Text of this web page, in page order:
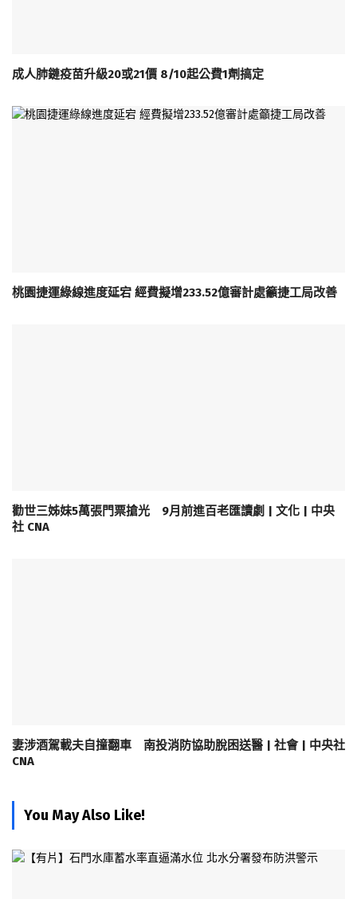
成人肺鏈疫苗升級20或21價 8/10起公費1劑搞定
桃園捷運綠線進度延宕 經費擬增233.52億審計處籲捷工局改善
勸世三姊妹5萬張門票搶光 9月前進百老匯讀劇 | 文化 | 中央
社 CNA
妻涉酒駕載夫自撞翻車 南投消防協助脫困送醫 | 社會 | 中央社
CNA
You May Also Like!